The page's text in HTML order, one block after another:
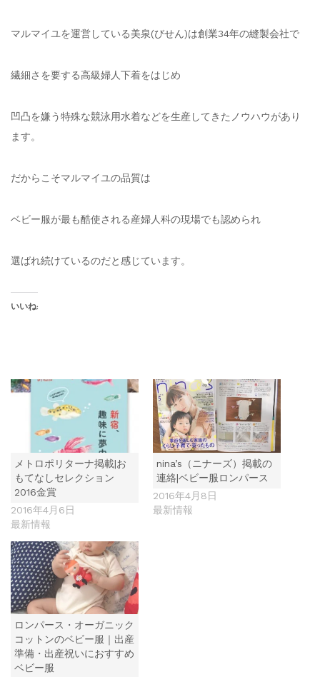
マルマイユを運営している美泉(びせん)は創業34年の縫製会社で
繊細さを要する高級婦人下着をはじめ
凹凸を嫌う特殊な競泳用水着などを生産してきたノウハウがあり
ます。
だからこそマルマイユの品質は
ベビー服が最も酷使される産婦人科の現場でも認められ
選ばれ続けているのだと感じています。
いいね:
メトロポリターナ掲載|お
もてなしセレクション
2016金賞
2016年4月6日
最新情報
nina’s（ニナーズ）掲載の
連絡|ベビー服ロンパース
2016年4月8日
最新情報
ロンパース・オーガニック
コットンのベビー服｜出産
準備・出産祝いにおすすめ
ベビー服